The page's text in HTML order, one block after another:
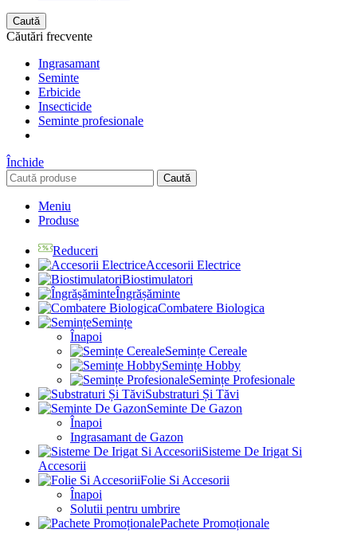
Caută
Căutări frecvente
Ingrasamant
Seminte
Erbicide
Insecticide
Seminte profesionale
Închide
Caută
Meniu
Produse
Reduceri
Accesorii Electrice
Biostimulatori
Îngrășăminte
Combatere Biologica
Semințe
Înapoi
Semințe Cereale
Semințe Hobby
Semințe Profesionale
Substraturi Și Tăvi
Seminte De Gazon
Înapoi
Ingrasamant de Gazon
Sisteme De Irigat Si
Accesorii
Folie Si Accesorii
Înapoi
Solutii pentru umbrire
Pachete Promoționale